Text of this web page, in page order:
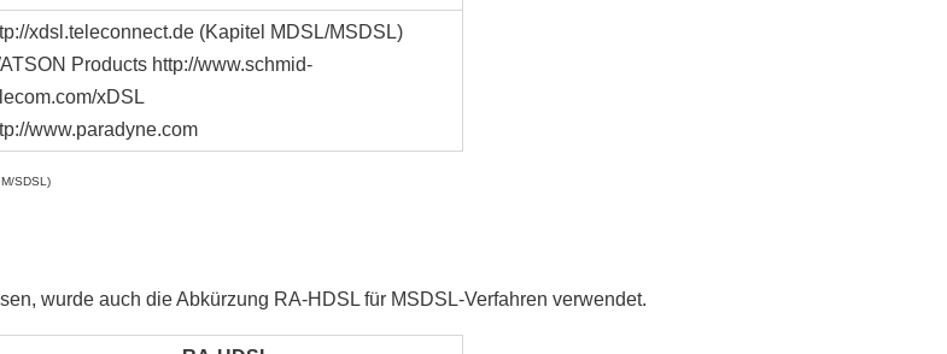
xdsl.teleconnect.de (Kapitel MDSL/MSDSL)
Products http://www.schmid-
xDSL
www.paradyne.com
SDSL)
wurde auch die Abkürzung RA-HDSL für MSDSL-Verfahren verwendet.